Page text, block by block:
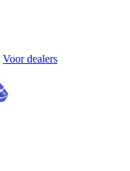
Voor dealers